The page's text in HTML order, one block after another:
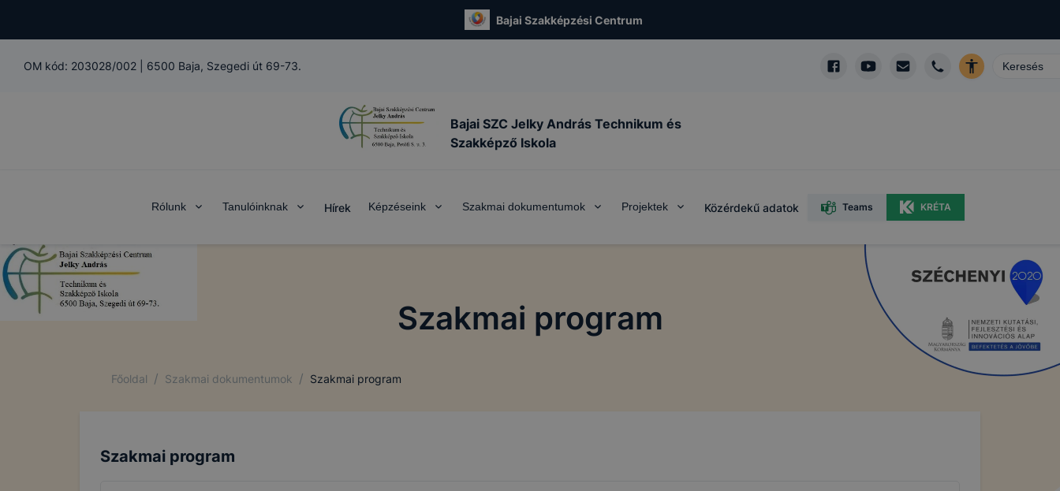
Bajai Szakképzési Centrum
OM kód: 203028/002 6500 Baja, Szegedi út 69-73.
Bajai SZC Jelky András Technikum és
Szakképző Iskola
Rólunk Tanulóinknak Hírek Képzéseink Szakmai dokumentumok Projektek Közérdekű adatok Teams KRÉTA
Szakmai program
Főoldal / Szakmai dokumentumok / Szakmai program
Szakmai program